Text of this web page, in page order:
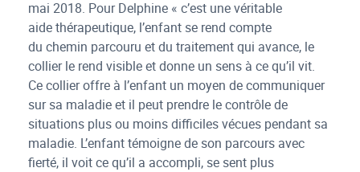
mai 2018. Pour Delphine « c’est une véritable
aide thérapeutique, l’enfant se rend compte
du chemin parcouru et du traitement qui avance, le
collier le rend visible et donne un sens à ce qu’il vit.
Ce collier offre à l’enfant un moyen de communiquer
sur sa maladie et il peut prendre le contrôle de
situations plus ou moins difficiles vécues pendant sa
maladie. L’enfant témoigne de son parcours avec
fierté, il voit ce qu’il a accompli, se sent plus